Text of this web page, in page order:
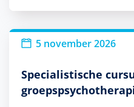
Nieuw5 november 2026
Specialistische